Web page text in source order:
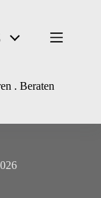
. Beraten